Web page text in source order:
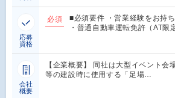
応募
資格
必須
■必須要件 ・営業経験をお持
・普通自動車運転免許（AT限
会社
概要
【企業概要】 同社は大型イベント会
等の建設時に使用する「足場…